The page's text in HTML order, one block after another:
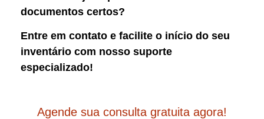
documentos certos?
Entre em contato e facilite o início do seu
inventário com nosso suporte
especializado!
Agende sua consulta gratuita agora!